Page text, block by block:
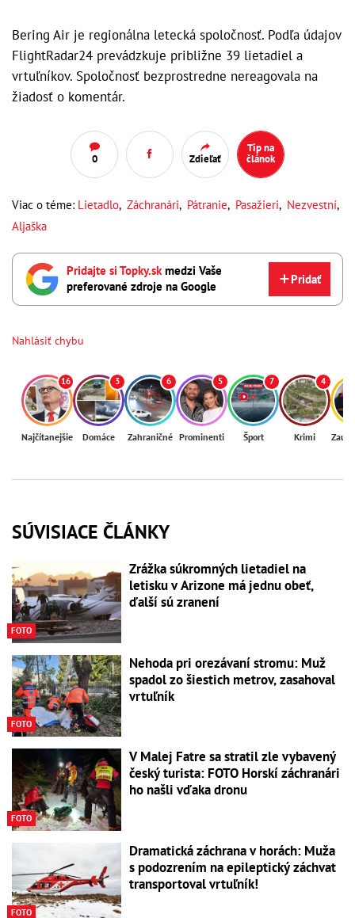
Bering Air je regionálna letecká spoločnosť. Podľa údajov
FlightRadar24 prevádzkuje približne 39 lietadiel a
vrtuľníkov. Spoločnosť bezprostredne nereagovala na
žiadosť o komentár.
0 Zdieľať
Tip na
článok
Viac o téme: Lietadlo, Záchranári, Pátranie, Pasažieri, Nezvestní,
Aljaška
Pridajte si Topky.skmedzi Vaše
preferované zdroje na Google
Pridať
Nahlásiť chybu
16
Najčítanejšie
3
Domáce
6
Zahraničné
5
Prominenti
7
Šport
4
Krimi
SÚVISIACE ČLÁNKY
FOTO
Zrážka súkromných lietadiel na
letisku v Arizone má jednu obeť,
ďalší sú zranení
FOTO
Nehoda pri orezávaní stromu: Muž
spadol zo šiestich metrov, zasahoval
vrtuľník
FOTO
V Malej Fatre sa stratil zle vybavený
český turista: FOTO Horskí záchranári
ho našli vďaka dronu
FOTO
Dramatická záchrana v horách: Muža
s podozrením na epileptický záchvat
transportoval vrtuľník!